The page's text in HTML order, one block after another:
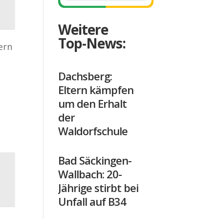
Weitere
Top-News:
Dachsberg:
Eltern kämpfen
um den Erhalt
der
Waldorfschule
Bad Säckingen-
Wallbach: 20-
Jährige stirbt bei
Unfall auf B34